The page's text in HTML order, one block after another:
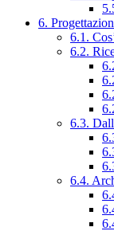
6.
6.1.
6.2.
6.3.
6.4.